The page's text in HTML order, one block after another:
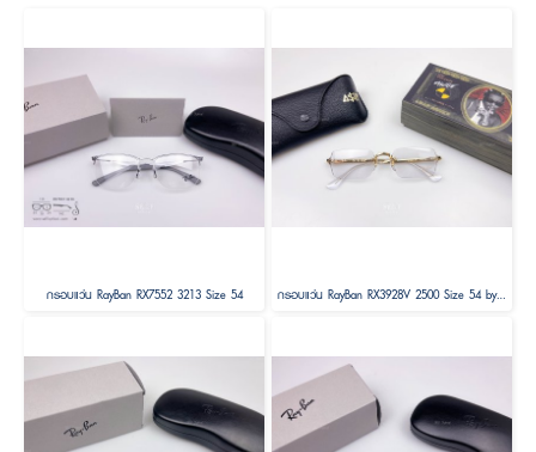
กรอบแว่น RayBan RX7552 3213 Size 54 กรอบแว่น RayBan RX3928V 2500 Size 54 by A$AP ASAP Rocky